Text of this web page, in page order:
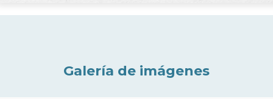
Galería de imágenes